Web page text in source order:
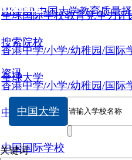
全球国际学校教育竞争力评
香港中学/小学/幼稚园/国际
香港中学/小学/幼稚园/国际
HKPEP 中国大学教育质量
数据提交
搜索院校
全球大学
中国大学
中国国际学校
资讯
中国大学
关键词